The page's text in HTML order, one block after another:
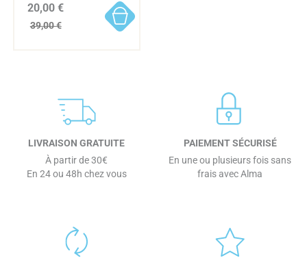
39,00 €
20,00 €
LIVRAISON GRATUITE
À partir de 30€
En 24 ou 48h chez vous
PAIEMENT SÉCURISÉ
En une ou plusieurs fois sans
frais avec Alma